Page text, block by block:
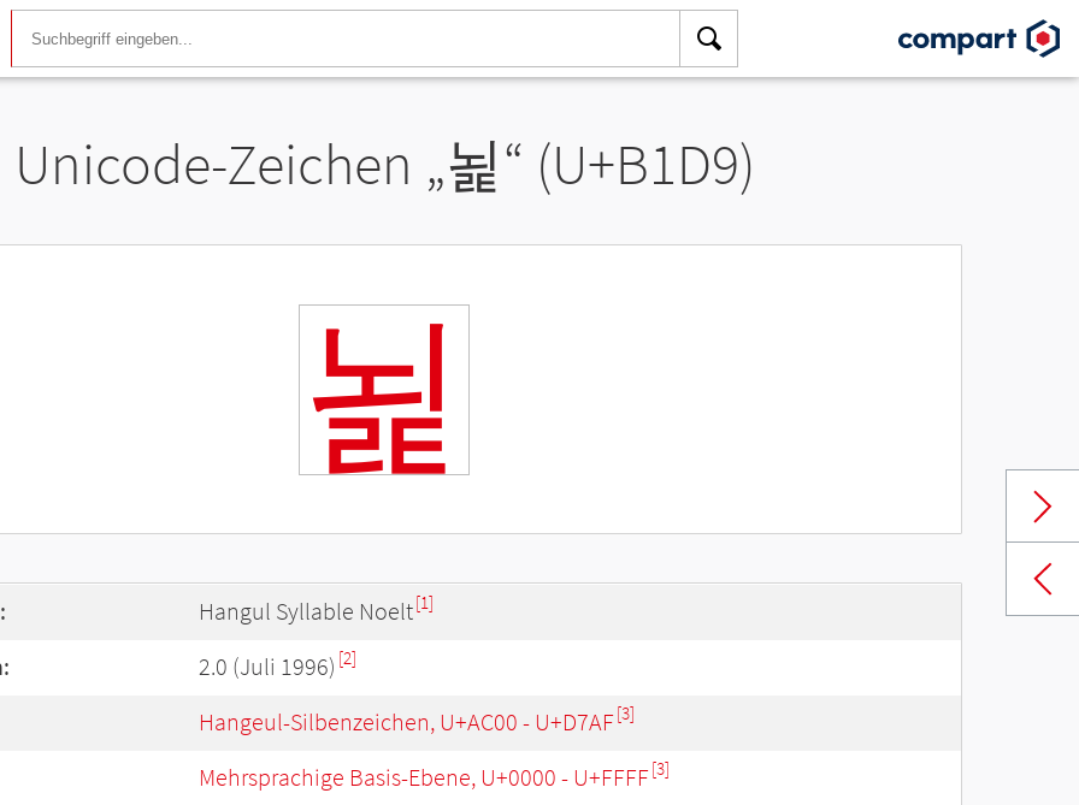
Unicode-Zeichen „뇙“ (U+B1D9)
뇙
Hangul Syllable Noelt[1]
2.0 (Juli 1996) [2]
Hangeul-Silbenzeichen, U+AC00 - U+D7AF[3]
Mehrsprachige Basis-Ebene, U+0000 - U+FFFF[3]